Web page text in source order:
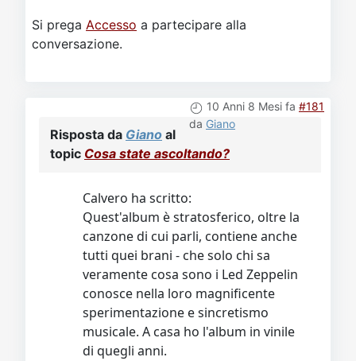
Si prega Accesso a partecipare alla
conversazione.
10 Anni 8 Mesi fa #181
da Giano
Risposta da Giano al
topic Cosa state ascoltando?
Calvero ha scritto:
Quest'album è stratosferico, oltre la
canzone di cui parli, contiene anche
tutti quei brani - che solo chi sa
veramente cosa sono i Led Zeppelin
conosce nella loro magnificente
sperimentazione e sincretismo
musicale. A casa ho l'album in vinile
di quegli anni.